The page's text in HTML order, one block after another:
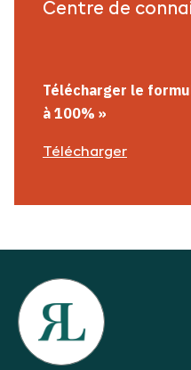
Centre de
Télécharger le
à 100% »
Télécharger